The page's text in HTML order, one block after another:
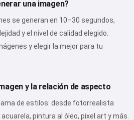
una imagen?
se generan en 10–30 segundos,
y el nivel de calidad elegido.
y elegir la mejor para tu
y la relación de aspecto
de estilos: desde fotorrealista
pintura al óleo, pixel art y más.